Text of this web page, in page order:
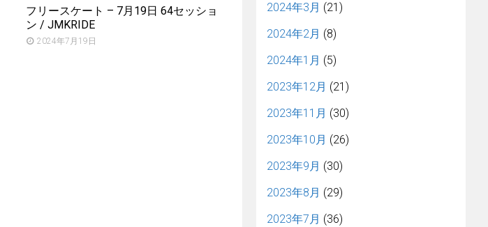
フリースケート – 7月19日 64セッショ
ン / JMKRIDE
2024年7月19日
2024年3月 (21)
2024年2月 (8)
2024年1月 (5)
2023年12月 (21)
2023年11月 (30)
2023年10月 (26)
2023年9月 (30)
2023年8月 (29)
2023年7月 (36)